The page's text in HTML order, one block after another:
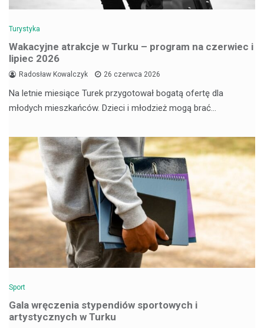
Turystyka
Wakacyjne atrakcje w Turku – program na czerwiec i
lipiec 2026
Radosław Kowalczyk 26 czerwca 2026
Na letnie miesiące Turek przygotował bogatą ofertę dla
młodych mieszkańców. Dzieci i młodzież mogą brać…
Sport
Gala wręczenia stypendiów sportowych i
artystycznych w Turku